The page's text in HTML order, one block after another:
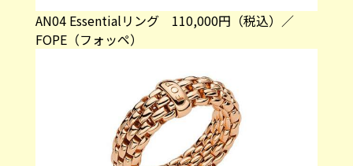
AN04 Essentialリング 110,000円（税込）／
FOPE（フォッペ）